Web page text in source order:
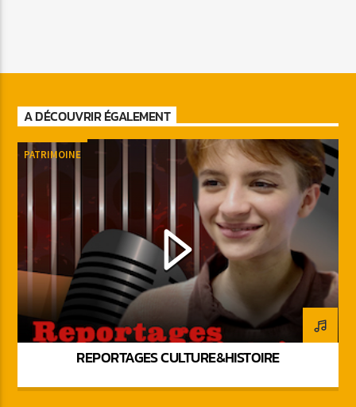
A DÉCOUVRIR ÉGALEMENT
PATRIMOINE
REPORTAGES CULTURE&HISTOIRE